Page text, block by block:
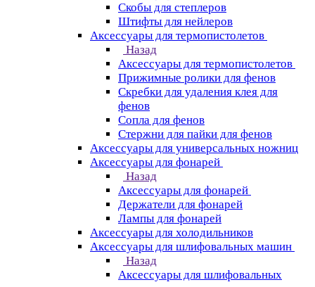
Скобы для степлеров
Штифты для нейлеров
Аксессуары для термопистолетов
Назад
Аксессуары для термопистолетов
Прижимные ролики для фенов
Скребки для удаления клея для
фенов
Сопла для фенов
Стержни для пайки для фенов
Аксессуары для универсальных ножниц
Аксессуары для фонарей
Назад
Аксессуары для фонарей
Держатели для фонарей
Лампы для фонарей
Аксессуары для холодильников
Аксессуары для шлифовальных машин
Назад
Аксессуары для шлифовальных